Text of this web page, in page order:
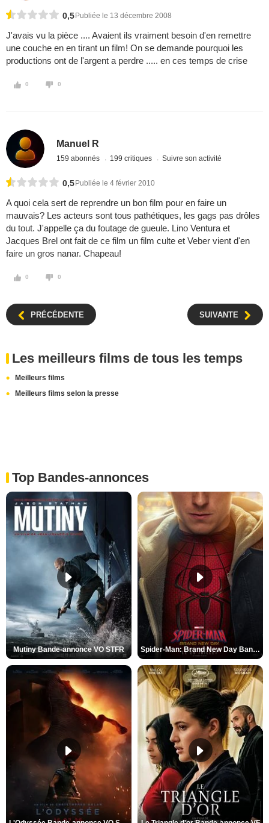
0,5 Publiée le 13 décembre 2008
J'avais vu la pièce .... Avaient ils vraiment besoin d'en remettre
une couche en en tirant un film! On se demande pourquoi les
productions ont de l'argent a perdre ..... en ces temps de crise
0 0
Manuel R
159 abonnés 199 critiques Suivre son activité
0,5 Publiée le 4 février 2010
A quoi cela sert de reprendre un bon film pour en faire un
mauvais? Les acteurs sont tous pathétiques, les gags pas drôles
du tout. J'appelle ça du foutage de gueule. Lino Ventura et
Jacques Brel ont fait de ce film un film culte et Veber vient d'en
faire un gros nanar. Chapeau!
0 0
PRÉCÉDENTE SUIVANTE
Les meilleurs films de tous les temps
Meilleurs films
Meilleurs films selon la presse
Top Bandes-annonces
Mutiny Bande-annonce VO STFR Spider-Man: Brand New Day Bande-annonce VO STFR